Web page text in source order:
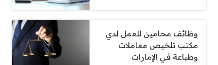
وظائف محامين للعمل لدي
مكتب تلخيص معاملات
وطباعة في الإمارات